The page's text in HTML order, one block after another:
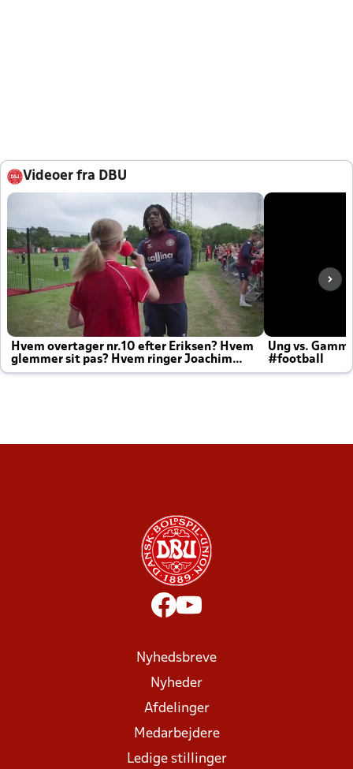
Videoer fra DBU
Hvem overtager nr.10 efter Eriksen? Hvem
glemmer sit pas? Hvem ringer Joachim
altid til efter kampe?
Ung vs.
#football
Nyhedsbreve
Nyheder
Afdelinger
Medarbejdere
Ledige stillinger